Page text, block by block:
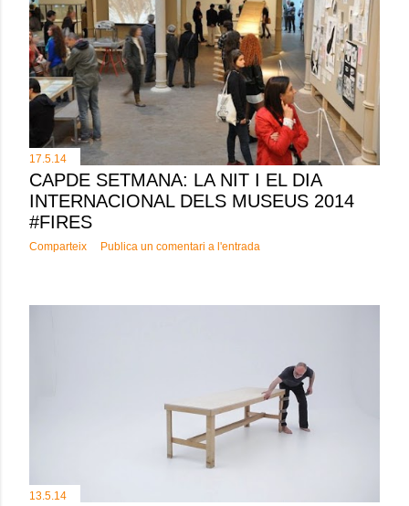
17.5.14
CAPDE SETMANA: LA NIT I EL DIA
INTERNACIONAL DELS MUSEUS 2014
#FIRES
Comparteix Publica un comentari a l'entrada
13.5.14